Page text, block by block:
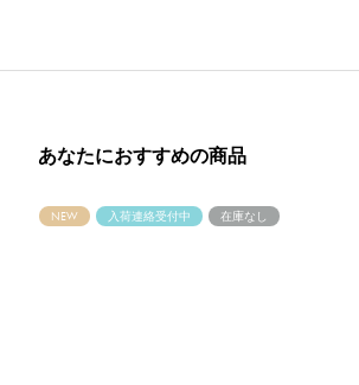
あなたにおすすめの商品
NEW 入荷連絡受付中 在庫なし